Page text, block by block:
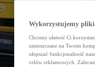
Wykorzystujemy pliki
Chcemy ułatwić Ci
umieszczane na Twoim
ulepszać funkcjonalność
celów reklamowych.